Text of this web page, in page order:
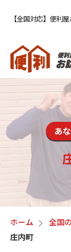
【全国対応】便利
あ
ホーム 全国
庄内町